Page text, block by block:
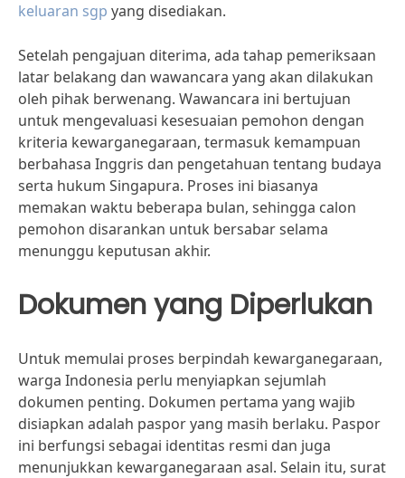
keluaran sgp yang disediakan.
Setelah pengajuan diterima, ada tahap pemeriksaan
latar belakang dan wawancara yang akan dilakukan
oleh pihak berwenang. Wawancara ini bertujuan
untuk mengevaluasi kesesuaian pemohon dengan
kriteria kewarganegaraan, termasuk kemampuan
berbahasa Inggris dan pengetahuan tentang budaya
serta hukum Singapura. Proses ini biasanya
memakan waktu beberapa bulan, sehingga calon
pemohon disarankan untuk bersabar selama
menunggu keputusan akhir.
Dokumen yang Diperlukan
Untuk memulai proses berpindah kewarganegaraan,
warga Indonesia perlu menyiapkan sejumlah
dokumen penting. Dokumen pertama yang wajib
disiapkan adalah paspor yang masih berlaku. Paspor
ini berfungsi sebagai identitas resmi dan juga
menunjukkan kewarganegaraan asal. Selain itu, surat